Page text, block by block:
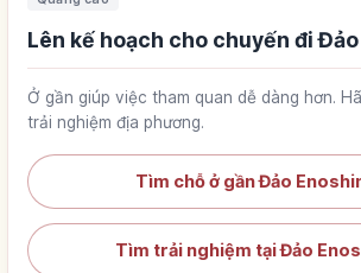
Lên kế hoạch cho chuyến đi
Ở gần giúp việc tham quan dễ dàng hơn.
trải nghiệm địa phương.
Tìm chỗ ở gần Đảo
Tìm trải nghiệm tại Đảo